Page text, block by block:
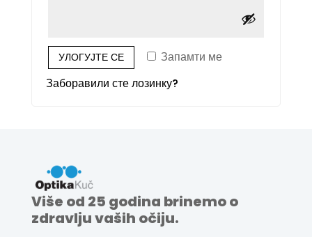
Запамти ме
УЛОГУЈТЕ СЕ
Заборавили сте лозинку?
Više od 25 godina brinemo o
zdravlju vaših očiju.